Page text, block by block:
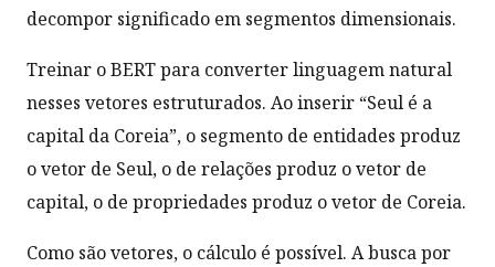
decompor significado em segmentos dimensionais.
Treinar o BERT para converter linguagem natural
nesses vetores estruturados. Ao inserir “Seul é a
capital da Coreia”, o segmento de entidades produz
o vetor de Seul, o de relações produz o vetor de
capital, o de propriedades produz o vetor de Coreia.
Como são vetores, o cálculo é possível. A busca por